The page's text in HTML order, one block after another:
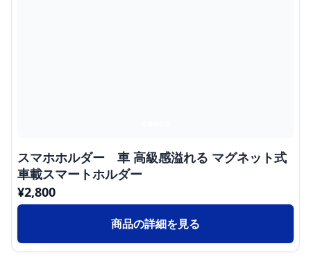
スマホホルダー 車 高級感溢れる マグネット式
車載スマートホルダー
¥2,800
商品の詳細を見る